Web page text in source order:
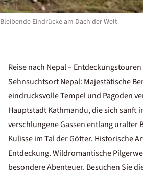
Bleibende Eindrücke am Dach der Welt
Reise nach Nepal –
Sehnsuchtsort Nepal: Majestätische
eindrucksvolle Tempel und Pagoden
Hauptstadt Kathmandu, die sich sanft
verschlungene Gassen entlang
Kulisse im Tal der Götter. Historische
Entdeckung. Wildromantische
besondere Abenteuer. Besuchen Sie